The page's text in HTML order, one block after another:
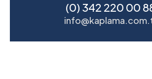
(0) 342 220 00